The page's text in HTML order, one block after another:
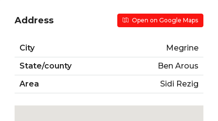
Address Open on Google Maps
City
Megrine
State/county
Ben Arous
Area
Sidi Rezig